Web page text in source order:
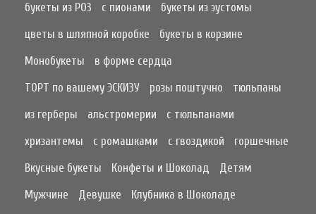
букеты из РОЗ
с пионами
букеты из эустомы
цветы в шляпной коробке
букеты в корзине
Монобукеты
в форме сердца
ТОРТ по вашему ЭСКИЗУ
розы поштучно
тюльпаны
из герберы
альстромерии
с тюльпанами
хризантемы
с ромашками с гвоздикой
горшечные
Вкусные букеты
Конфеты и Шоколад
Детям
Мужчине
Девушке
Клубника в Шоколаде